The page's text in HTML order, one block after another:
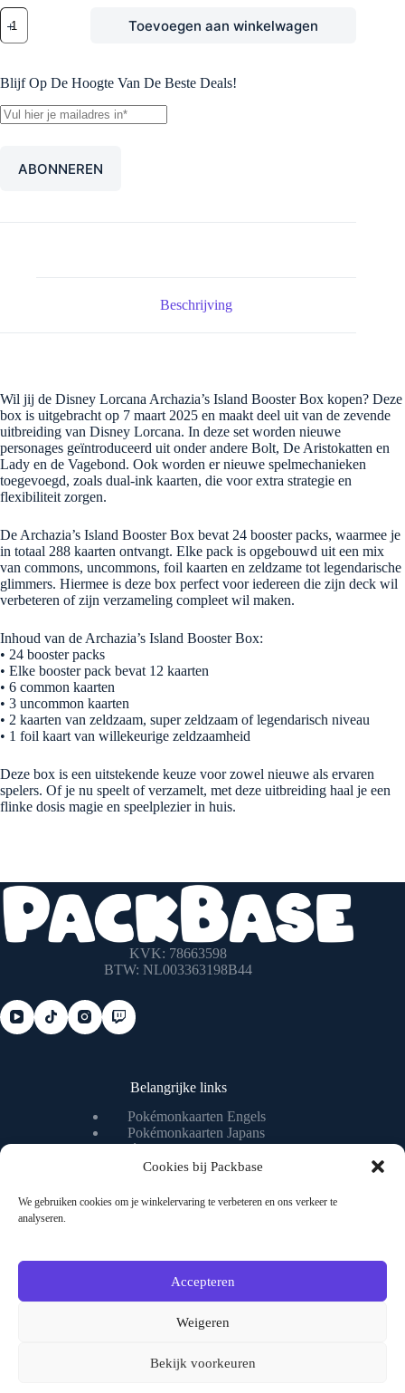
Cookies bij Packbase
We gebruiken cookies om je winkelervaring te verbeteren en ons verkeer te
analyseren.
Accepteren
Weigeren
Bekijk voorkeuren
Disney
Lorcana
-
Island
-
Booster
Box
Toevoegen aan winkelwagen
Blijf Op De Hoogte Van De Beste Deals!
Beschrijving
Wil jij de Disney Lorcana Archazia’s Island Booster Box kopen? Deze
box is uitgebracht op 7 maart 2025 en maakt deel uit van de zevende
uitbreiding van Disney Lorcana. In deze set worden nieuwe
personages geïntroduceerd uit onder andere Bolt, De Aristokatten en
Lady en de Vagebond. Ook worden er nieuwe spelmechanieken
toegevoegd, zoals dual-ink kaarten, die voor extra strategie en
flexibiliteit zorgen.
De Archazia’s Island Booster Box bevat 24 booster packs, waarmee je
in totaal 288 kaarten ontvangt. Elke pack is opgebouwd uit een mix
van commons, uncommons, foil kaarten en zeldzame tot legendarische
glimmers. Hiermee is deze box perfect voor iedereen die zijn deck wil
verbeteren of zijn verzameling compleet wil maken.
Inhoud van de Archazia’s Island Booster Box:
• 24 booster packs
• Elke booster pack bevat 12 kaarten
• 6 common kaarten
• 3 uncommon kaarten
• 2 kaarten van zeldzaam, super zeldzaam of legendarisch niveau
• 1 foil kaart van willekeurige zeldzaamheid
Deze box is een uitstekende keuze voor zowel nieuwe als ervaren
spelers. Of je nu speelt of verzamelt, met deze uitbreiding haal je een
flinke dosis magie en speelplezier in huis.
KVK: 78663598
BTW: NL003363198B44
Belangrijke links
Pokémonkaarten Engels
Pokémonkaarten Japans
Pokémonkaart waarde checken
Pokémonkaart livestream
Over ons
Contact
Veilig shoppen